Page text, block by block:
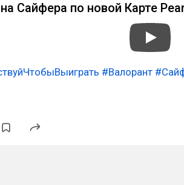
Сайфера по новой Карте
#Валорант